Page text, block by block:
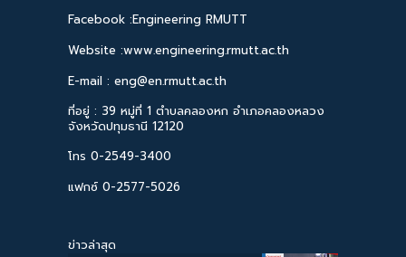
Facebook :Engineering RMUTT
Website :www.engineering.rmutt.ac.th
E-mail : eng@en.rmutt.ac.th
ที่อยู่ : 39 หมู่ที่ 1 ตำบลคลองหก อำเภอคลองหลวง
จังหวัดปทุมธานี 12120
โทร 0-2549-3400
แฟกซ์ 0-2577-5026
ข่าวล่าสุด